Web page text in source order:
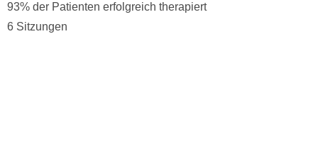
93% der Patienten erfolgreich therapiert
6 Sitzungen